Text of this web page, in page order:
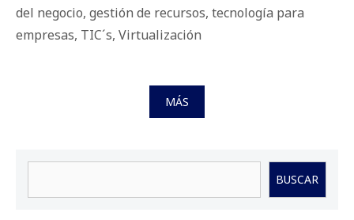
del negocio, gestión de recursos, tecnología para
empresas, TIC´s, Virtualización
MÁS
BUSCAR